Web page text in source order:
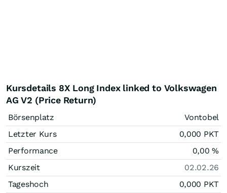
Kursdetails 8X Long Index linked to Volkswagen
AG V2 (Price Return)
Börsenplatz
Vontobel
Letzter Kurs
0,000 PKT
Performance
0,00%
Kurszeit
02.02.26
Tageshoch
0,000 PKT